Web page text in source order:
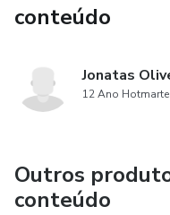
conteúdo
Jonatas
12 Ano
Outros
conteúdo